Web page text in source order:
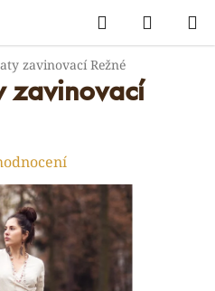
Hledat
KOŠÍK
zavinovací Režné
zavinovací